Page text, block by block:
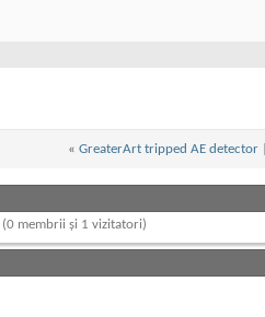
« GreaterArt tripped AE detector|
(0 membrii și 1 vizitatori)